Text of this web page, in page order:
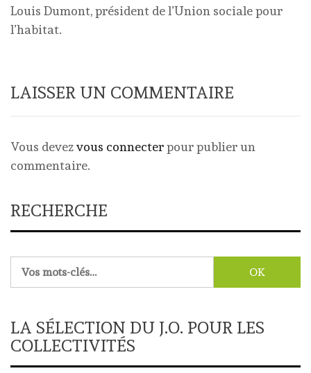
Louis Dumont, président de l’Union sociale pour
l’habitat.
LAISSER UN COMMENTAIRE
Vous devezvous connecterpour publier un
commentaire.
RECHERCHE
LA SÉLECTION DU J.O. POUR LES
COLLECTIVITÉS